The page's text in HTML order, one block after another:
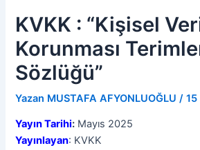
KVKK : “Kişisel
Korunması
Sözlüğü”
Yazan MUSTAFA AFYONLUOĞLU/15
Yayın Tarihi: Mayıs 2025
Yayınlayan: KVKK